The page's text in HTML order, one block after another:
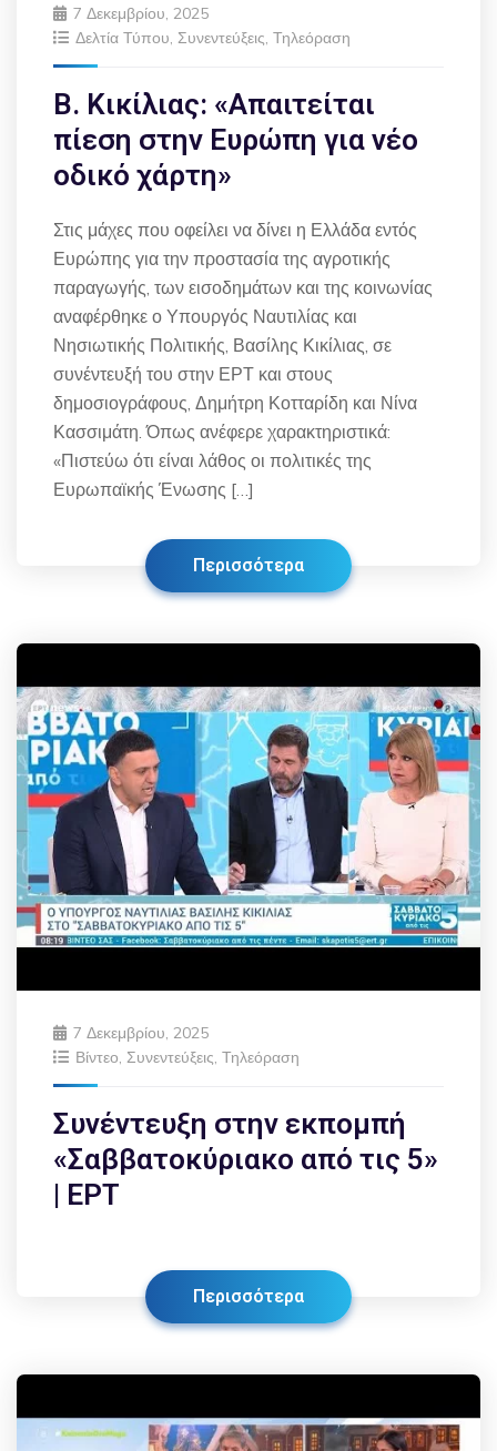
7 Δεκεμβρίου, 2025
Δελτία Τύπου, Συνεντεύξεις, Τηλεόραση
Β. Κικίλιας: «Απαιτείται
πίεση στην Ευρώπη για νέο
οδικό χάρτη»
Στις μάχες που οφείλει να δίνει η Ελλάδα εντός
Ευρώπης για την προστασία της αγροτικής
παραγωγής, των εισοδημάτων και της κοινωνίας
αναφέρθηκε ο Υπουργός Ναυτιλίας και
Νησιωτικής Πολιτικής, Βασίλης Κικίλιας, σε
συνέντευξή του στην ΕΡΤ και στους
δημοσιογράφους, Δημήτρη Κοτταρίδη και Νίνα
Κασσιμάτη. Όπως ανέφερε χαρακτηριστικά:
«Πιστεύω ότι είναι λάθος οι πολιτικές της
Ευρωπαϊκής Ένωσης […]
Περισσότερα
7 Δεκεμβρίου, 2025
Βίντεο, Συνεντεύξεις, Τηλεόραση
Συνέντευξη στην εκπομπή
«Σαββατοκύριακο από τις 5»
| ΕΡΤ
Περισσότερα